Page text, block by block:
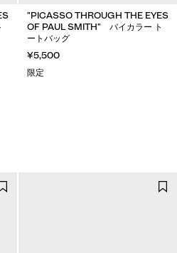
"PICASSO THROUGH THE EYES
OF PAUL SMITH" バイカラー ト
ートバッグ
¥5,500
限定